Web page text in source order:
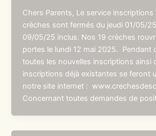
Chers Parents, Le service inscriptions
crèches sont fermés du jeudi 01/05/
09/05/25 inclus. Nos 19 crèches
portes le lundi 12 mai 2025. Pendant
toutes les nouvelles inscriptions ainsi
inscriptions déjà existantes se feront
notre site internet :
Concernant toutes demandes de